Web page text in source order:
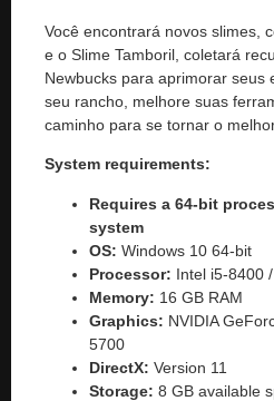
Você encontrará novos slimes,
e o Slime Tamboril, coletará
Newbucks para aprimorar seus
seu rancho, melhore suas
caminho para se tornar o
System requirements:
Requires a 64-bit
system
OS: Windows 10 64-bit
Processor: Intel i5-8400
Memory: 16 GB RAM
Graphics: NVIDIA
5700
DirectX: Version 11
Storage: 8 GB available